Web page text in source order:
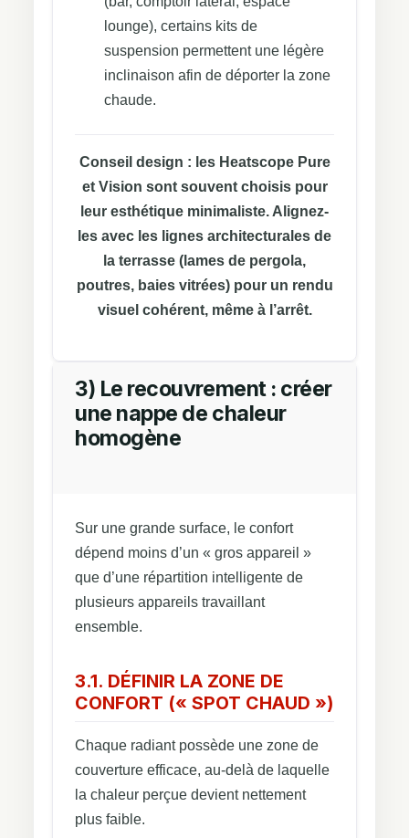
lounge), certains kits de
suspension permettent une légère
inclinaison afin de déporter la zone
chaude.
Conseil design : les Heatscope Pure
et Vision sont souvent choisis pour
leur esthétique minimaliste. Alignez-
les avec les lignes architecturales de
la terrasse (lames de pergola,
poutres, baies vitrées) pour un rendu
visuel cohérent, même à l’arrêt.
3) Le recouvrement : créer
une nappe de chaleur
homogène
Sur une grande surface, le confort
dépend moins d’un « gros appareil »
que d’une répartition intelligente de
plusieurs appareils travaillant
ensemble.
3.1. DÉFINIR LA ZONE DE
CONFORT (« SPOT CHAUD »)
Chaque radiant possède une zone de
couverture efficace, au-delà de laquelle
la chaleur perçue devient nettement
plus faible.